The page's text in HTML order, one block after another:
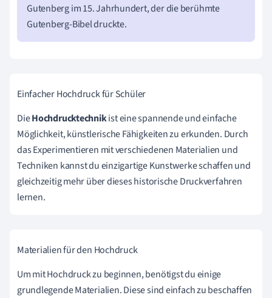
Gutenberg im 15. Jahrhundert, der die berühmte
Gutenberg-Bibel druckte.
Einfacher Hochdruck für Schüler
DieHochdrucktechnikist eine spannende und einfache
Möglichkeit, künstlerische Fähigkeiten zu erkunden. Durch
das Experimentieren mit verschiedenen Materialien und
Techniken kannst du einzigartige Kunstwerke schaffen und
gleichzeitig mehr über dieses historische Druckverfahren
lernen.
Materialien für den Hochdruck
Um mit Hochdruck zu beginnen, benötigst du einige
grundlegende Materialien. Diese sind einfach zu beschaffen